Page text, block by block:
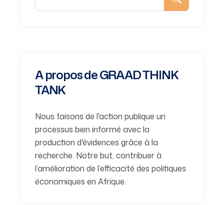
A propos de GRAAD THINK
TANK
Nous faisons de l'action publique un
processus bien informé avec la
production d'évidences grâce à la
recherche. Notre but, contribuer à
l’amélioration de l’efficacité des politiques
économiques en Afrique.